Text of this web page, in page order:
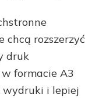
chcą rozszerzyć
druk
formacie A3
wydruki i lepiej